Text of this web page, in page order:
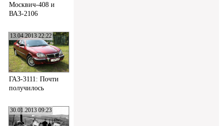
Москвич-408 и
ВАЗ-2106
13.04.2013 22:22
ГАЗ-3111: Почти
получилось
30.01.2013 09:23